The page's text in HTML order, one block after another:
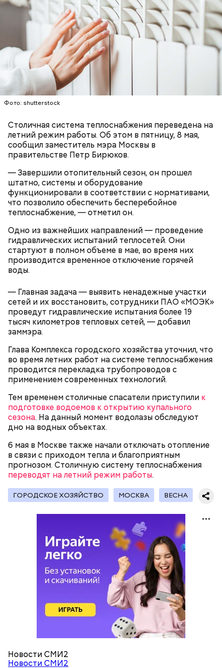
Фото: shutterstock
Столичная система теплоснабжения переведена на
летний режим работы. Об этом в пятницу, 8 мая,
сообщил заместитель мэра Москвы в
правительстве Петр Бирюков.
— Завершили отопительный сезон, он прошел
штатно, системы и оборудование
функционировали в соответствии с нормативами,
что позволило обеспечить бесперебойное
теплоснабжение, — отметил он.
Одно из важнейших направлений — проведение
гидравлических испытаний теплосетей. Они
стартуют в полном объеме в мае, во время них
производится временное отключение горячей
воды.
— Главная задача — выявить ненадежные участки
сетей и их восстановить, сотрудники ПАО «МОЭК»
проведут гидравлические испытания более 19
тысяч километров тепловых сетей, — добавил
заммэра.
Глава Комплекса городского хозяйства уточнил, что
во время летних работ на системе теплоснабжения
проводится перекладка трубопроводов с
применением современных технологий.
Тем временем столичные спасатели приступили к
подготовке водоемов к открытию купального
сезона. На данный момент водолазы обследуют
дно на водных объектах.
6 мая в Москве также начали отключать отопление
в связи с приходом тепла и благоприятным
прогнозом. Столичную систему теплоснабжения
переводят на летний режим работы.
ГОРОДСКОЕ ХОЗЯЙСТВО МОСКВА ВЕСНА
Новости СМИ2
Новости СМИ2
Мастерские и лаборатории колледжей, которые
производственные площадки, нежели учебные
помещения.
В Московском государственном колледже
электромеханики и информационных технологий
обучают по профессии «Мастер вертикального
транспорта». Здесь есть мастерская, где учат
Модернизировали также лабораторию
композитных материалов в Политехническом
колледже имени Н. Н. Годовикова. Там студенты
изготавливают детали из стеклоткани и
дефектоскопах и работают на лазерном и
гибочном станках с ЧПУ. Здесь же появился
учебный комплекс с технологией дополненной
реальности, который помогает студентам изучать
устройство авиационных двигателей.
От новичка к профи:
«Абилимпикс» помогает в
трудоустройстве москвичам с
Лучшая техника
В Первом московском образовательном комплексе
обновили мастерские для дизайнеров одежды. Их
оснастили промышленными швейными машинами,
парогенераторами, раскройными столами и
манекенами. В колледже также открылась
лаборатория для бариста с профессиональными
кофемашинами и инструментами, где уже
занимаются более 500 студентов.
Диплом по цене квартиры: из чего
складывается стоимость
обучения в вузах и какие
— Очень красивые локации и столько полезных
знаний! — поделилась ученица 10 «В» класса Елена
Васильева.
Все участники экскурсии отметили масштабы
пространства кинопарка и возможность
перемещаться из одной эпохи в другую.
ПРЯМАЯ РЕЧЬ
Ситора Даргель, заместитель директора по
событийному маркетингу кинопарка «Москино»: